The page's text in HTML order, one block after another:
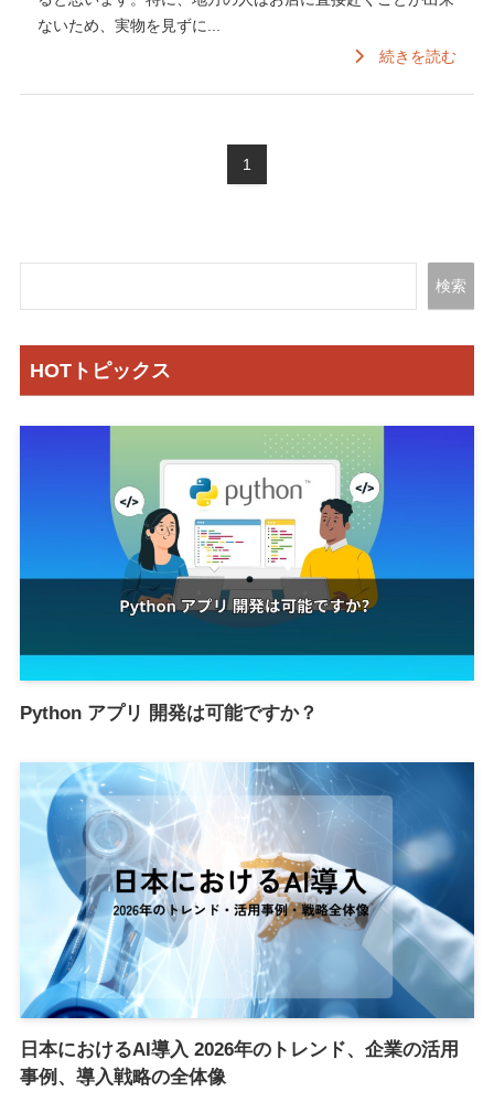
ないため、実物を見ずに...
続きを読む
1
検索
HOTトピックス
Python アプリ 開発は可能ですか？
日本におけるAI導入 2026年のトレンド、企業の活用
事例、導入戦略の全体像